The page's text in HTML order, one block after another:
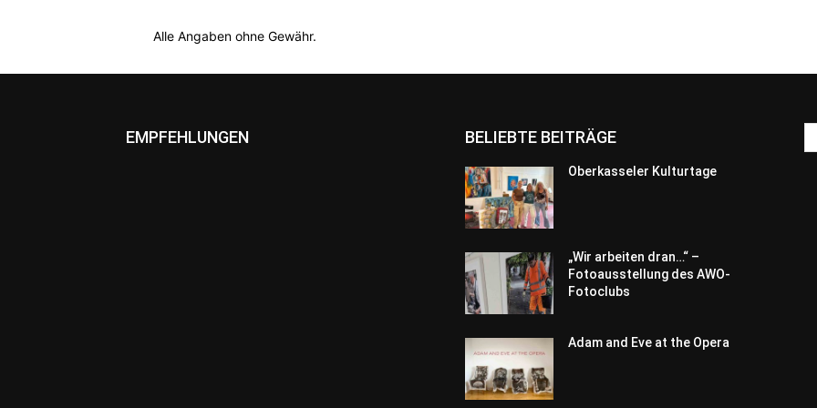
Alle Angaben ohne Gewähr.
EMPFEHLUNGEN BELIEBTE BEITRÄGE
Oberkasseler Kulturtage
„Wir arbeiten dran…“ –
Fotoausstellung des AWO-
Fotoclubs
Adam and Eve at the Opera